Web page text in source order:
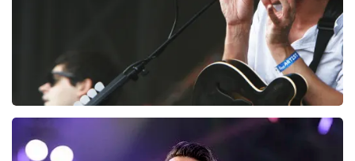
128laatste 30 minuten